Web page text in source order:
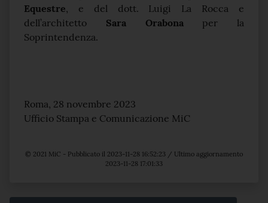
Equestre, e del dott. Luigi La Rocca e
dell’architetto Sara Orabonaper la
Soprintendenza.
Roma, 28 novembre 2023
Ufficio Stampa e Comunicazione MiC
© 2021 MiC - Pubblicato il 2023-11-28 16:52:23 / Ultimo aggiornamento
2023-11-28 17:01:33